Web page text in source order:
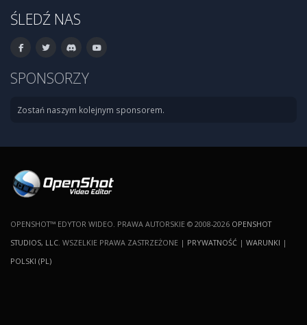
ŚLEDŹ NAS
SPONSORZY
Zostań naszym kolejnym sponsorem.
OPENSHOT™ EDYTOR WIDEO. PRAWA AUTORSKIE © 2008-2026 OPENSHOT
STUDIOS, LLC . WSZELKIE PRAWA ZASTRZEŻONE | PRYWATNOŚĆ | WARUNKI |
POLSKI (PL)